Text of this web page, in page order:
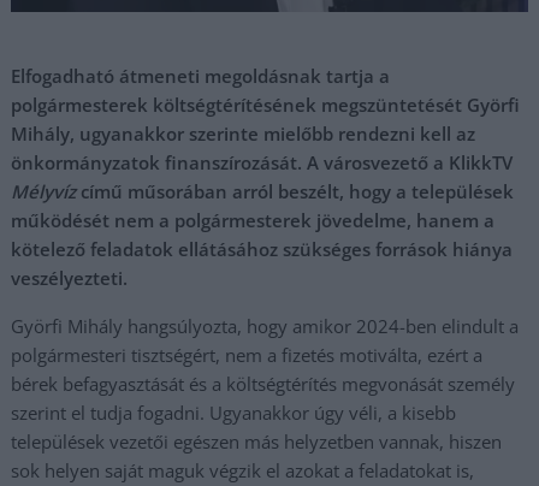
Elfogadható átmeneti megoldásnak tartja a
polgármesterek költségtérítésének megszüntetését Györfi
Mihály, ugyanakkor szerinte mielőbb rendezni kell az
önkormányzatok finanszírozását. A városvezető a KlikkTV
Mélyvízcímű műsorában arról beszélt, hogy a települések
működését nem a polgármesterek jövedelme, hanem a
kötelező feladatok ellátásához szükséges források hiánya
veszélyezteti.
Györfi Mihály hangsúlyozta, hogy amikor 2024-ben elindult a
polgármesteri tisztségért, nem a fizetés motiválta, ezért a
bérek befagyasztását és a költségtérítés megvonását személy
szerint el tudja fogadni. Ugyanakkor úgy véli, a kisebb
települések vezetői egészen más helyzetben vannak, hiszen
sok helyen saját maguk végzik el azokat a feladatokat is,